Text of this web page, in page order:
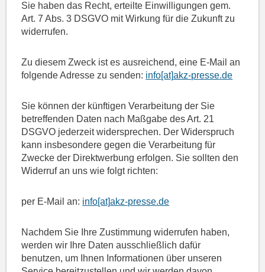
Sie haben das Recht, erteilte Einwilligungen gem.
Art. 7 Abs. 3 DSGVO mit Wirkung für die Zukunft zu
widerrufen.
Zu diesem Zweck ist es ausreichend, eine E-Mail an
folgende Adresse zu senden: info[at]akz-presse.de
Sie können der künftigen Verarbeitung der Sie
betreffenden Daten nach Maßgabe des Art. 21
DSGVO jederzeit widersprechen. Der Widerspruch
kann insbesondere gegen die Verarbeitung für
Zwecke der Direktwerbung erfolgen. Sie sollten den
Widerruf an uns wie folgt richten:
per E-Mail an: info[at]akz-presse.de
Nachdem Sie Ihre Zustimmung widerrufen haben,
werden wir Ihre Daten ausschließlich dafür
benutzen, um Ihnen Informationen über unseren